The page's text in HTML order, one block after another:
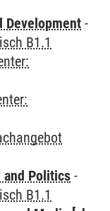
Development -
B1.1
and Politics -
B1.1